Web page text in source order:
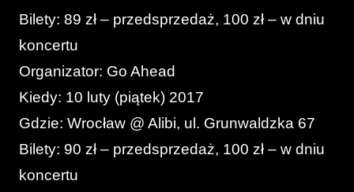
Bilety: 89 zł – przedsprzedaż, 100 zł – w dniu
koncertu
Organizator: Go Ahead
Kiedy: 10 luty (piątek) 2017
Gdzie: Wrocław @ Alibi, ul. Grunwaldzka 67
Bilety: 90 zł – przedsprzedaż, 100 zł – w dniu
koncertu